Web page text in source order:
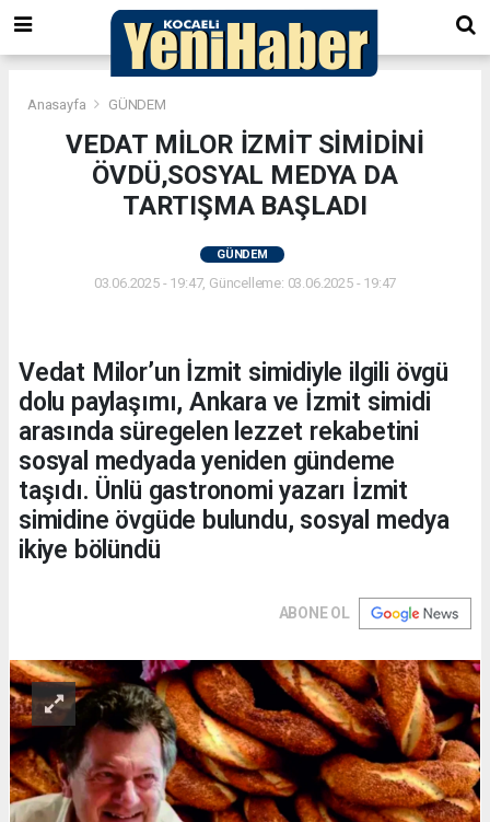
Anasayfa GÜNDEM
VEDAT MİLOR İZMİT SİMİDİNİ
ÖVDÜ,SOSYAL MEDYA DA
TARTIŞMA BAŞLADI
GÜNDEM
03.06.2025 - 19:47, Güncelleme: 03.06.2025 - 19:47
Vedat Milor’un İzmit simidiyle ilgili övgü
dolu paylaşımı, Ankara ve İzmit simidi
arasında süregelen lezzet rekabetini
sosyal medyada yeniden gündeme
taşıdı. Ünlü gastronomi yazarı İzmit
simidine övgüde bulundu, sosyal medya
ikiye bölündü
ABONE OL